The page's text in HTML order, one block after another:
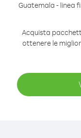
Guatemala - linea
Acquista
ottenere le